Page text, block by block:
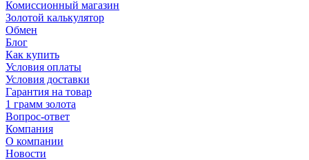
Комиссионный магазин
Золотой калькулятор
Обмен
Блог
Как купить
Условия оплаты
Условия доставки
Гарантия на товар
1 грамм золота
Вопрос-ответ
Компания
О компании
Новости